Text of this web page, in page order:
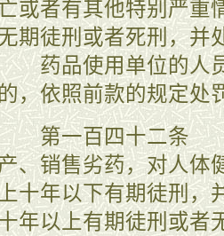
或者有其他特别严重
期徒刑或者死刑，并
品使用单位的人员
，依照前款的规定处
第一百四十二条 【
、销售劣药，对人体
十年以下有期徒刑，
年以上有期徒刑或者